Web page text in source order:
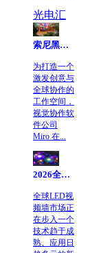
光电汇
索尼黑彩晶Crystal LED为在线可视化协作平台巨头Miro新总部打造视觉焦点
为打造一个
激发创意与
全球协作的
工作空间，
视觉协作软
件公司
Miro 在...
2026全球LED视频墙市场展望：技术成熟带来新一轮增长势能
全球LED视
频墙市场正
在步入一个
技术趋于成
熟、应用日